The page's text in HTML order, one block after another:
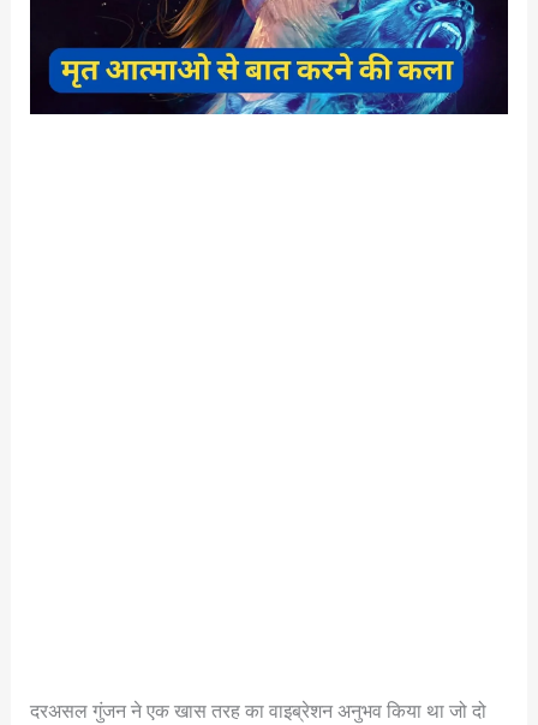
दरअसल गुंजन ने एक खास तरह का वाइब्रेशन अनुभव किया था जो दो